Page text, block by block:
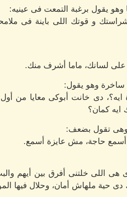
يقول برغبة التمعت فى عينيه:
و قوتك اللى باينة فى
لسانك، ماما أشرف منك.
وهو يقول:
دى خانت أبوكى معايا من
ايه كمان؟
وهى تقول بضعف:
حاجة، مش عايزة أسمع.
هى اللى خلتنى أفرق بين أيهم
دى حية ملهاش أمان، وحلال فيها